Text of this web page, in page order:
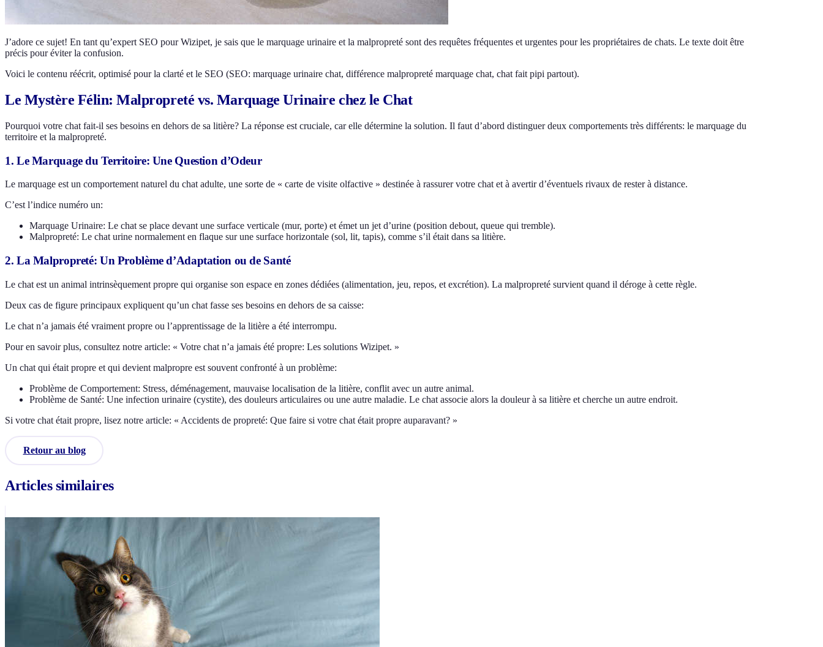
J’adore ce sujet! En tant qu’expert SEO pour Wizipet, je sais que le marquage urinaire et la malpropreté sont des requêtes fréquentes et urgentes pour les propriétaires de chats. Le texte doit être
précis pour éviter la confusion.
Voici le contenu réécrit, optimisé pour la clarté et le SEO (SEO: marquage urinaire chat, différence malpropreté marquage chat, chat fait pipi partout).
Le Mystère Félin: Malpropreté vs. Marquage Urinaire chez le Chat
Pourquoi votre chat fait-il ses besoins en dehors de sa litière? La réponse est cruciale, car elle détermine la solution. Il faut d’abord distinguer deux comportements très différents: le marquage du
territoire et la malpropreté.
1. Le Marquage du Territoire: Une Question d’Odeur
Le marquage est un comportement naturel du chat adulte, une sorte de « carte de visite olfactive » destinée à rassurer votre chat et à avertir d’éventuels rivaux de rester à distance.
C’est l’indice numéro un:
Marquage Urinaire: Le chat se place devant une surface verticale (mur, porte) et émet un jet d’urine (position debout, queue qui tremble).
Malpropreté: Le chat urine normalement en flaque sur une surface horizontale (sol, lit, tapis), comme s’il était dans sa litière.
2. La Malpropreté: Un Problème d’Adaptation ou de Santé
Le chat est un animal intrinsèquement propre qui organise son espace en zones dédiées (alimentation, jeu, repos, et excrétion). La malpropreté survient quand il déroge à cette règle.
Deux cas de figure principaux expliquent qu’un chat fasse ses besoins en dehors de sa caisse:
Le chat n’a jamais été vraiment propre ou l’apprentissage de la litière a été interrompu.
Pour en savoir plus, consultez notre article: « Votre chat n’a jamais été propre: Les solutions Wizipet. »
Un chat qui était propre et qui devient malpropre est souvent confronté à un problème:
Problème de Comportement: Stress, déménagement, mauvaise localisation de la litière, conflit avec un autre animal.
Problème de Santé: Une infection urinaire (cystite), des douleurs articulaires ou une autre maladie. Le chat associe alors la douleur à sa litière et cherche un autre endroit.
Si votre chat était propre, lisez notre article: « Accidents de propreté: Que faire si votre chat était propre auparavant? »
Retour au blog
Articles similaires